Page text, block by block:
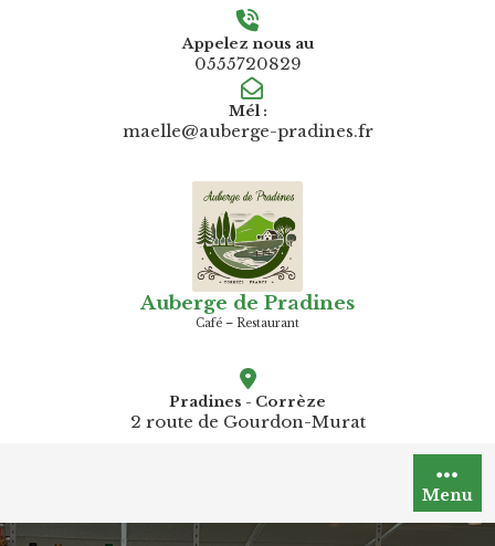
Appelez nous au
0555720829
Mél :
maelle@auberge-pradines.fr
Auberge de Pradines
Café – Restaurant
Pradines - Corrèze
2 route de Gourdon-Murat
Menu